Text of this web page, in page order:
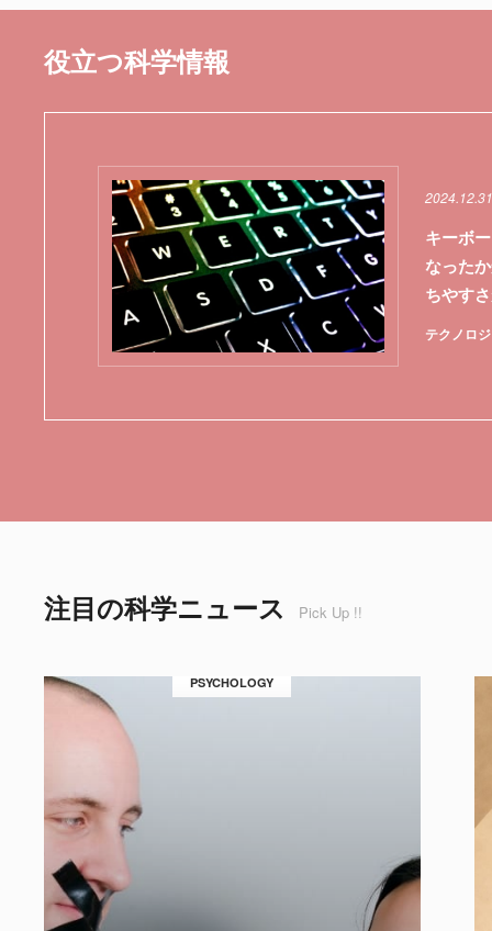
役立つ科学情報
テクノロ
キーボ
なった
ちやす
注目の科学ニュース Pick Up !!
PSYCHOLOGY